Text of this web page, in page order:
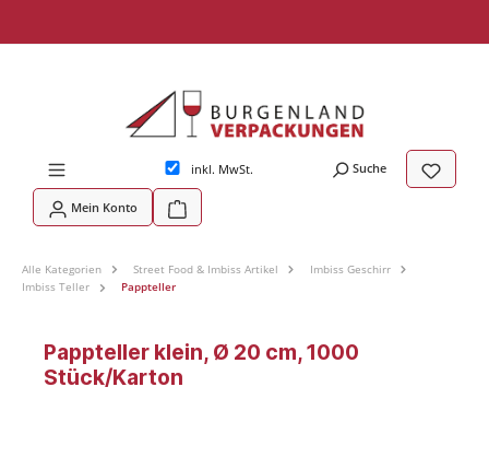
inkl. MwSt. Suche
Mein Konto
Alle Kategorien Street Food & Imbiss Artikel
Imbiss Geschirr
Imbiss Teller
Pappteller
Pappteller klein, Ø 20 cm, 1000
Stück/Karton